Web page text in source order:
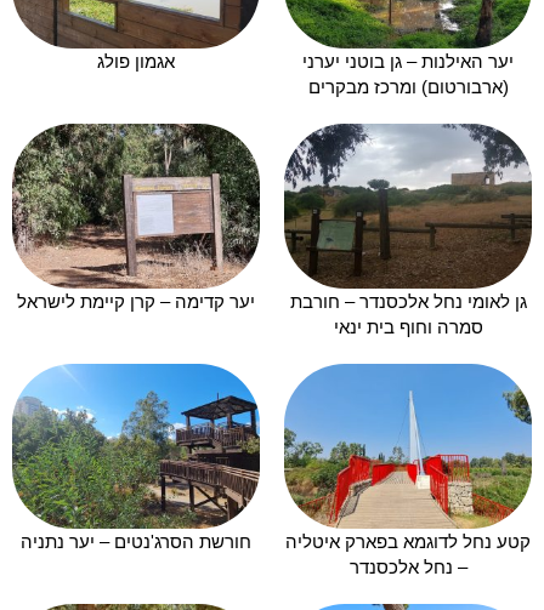
יער האילנות – גן בוטני יערני
(ארבורטום) ומרכז מבקרים
אגמון פולג
גן לאומי נחל אלכסנדר – חורבת
סמרה וחוף בית ינאי
יער קדימה – קרן קיימת לישראל
קטע נחל לדוגמא בפארק איטליה
– נחל אלכסנדר
חורשת הסרג'נטים – יער נתניה